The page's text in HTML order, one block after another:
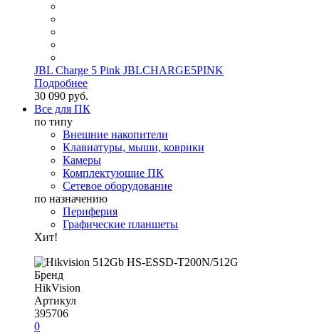
JBL Charge 5 Pink JBLCHARGE5PINK
Подробнее
30 090 руб.
Все для ПК
по типу
Внешние накопители
Клавиатуры, мыши, коврики
Камеры
Комплектующие ПК
Сетевое оборудование
по назначению
Периферия
Графические планшеты
Хит!
Бренд
HikVision
Артикул
395706
0